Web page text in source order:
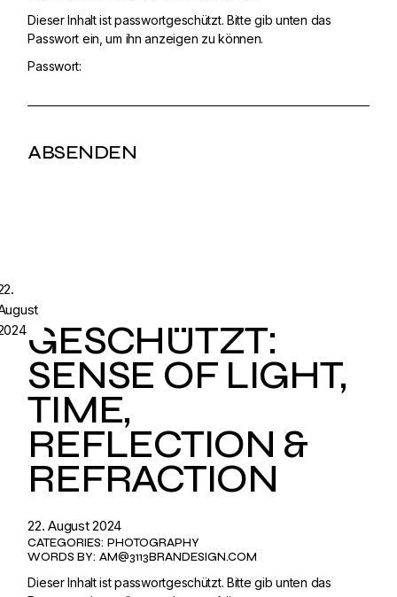
Dieser Inhalt ist passwortgeschützt. Bitte gib unten das
Passwort ein, um ihn anzeigen zu können.
Passwort:
GESCHÜTZT:
SENSE OF LIGHT,
TIME,
REFLECTION &
REFRACTION
22. August 2024
CATEGORIES: PHOTOGRAPHY
WORDS BY: AM@3113BRANDESIGN.COM
Dieser Inhalt ist passwortgeschützt. Bitte gib unten das